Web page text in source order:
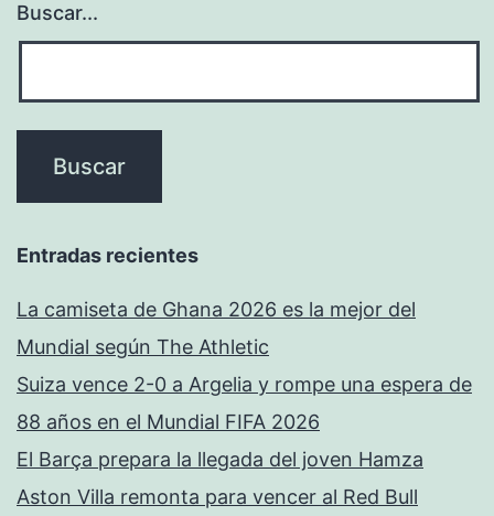
Buscar...
Entradas recientes
La camiseta de Ghana 2026 es la mejor del
Mundial según The Athletic
Suiza vence 2-0 a Argelia y rompe una espera de
88 años en el Mundial FIFA 2026
El Barça prepara la llegada del joven Hamza
Aston Villa remonta para vencer al Red Bull